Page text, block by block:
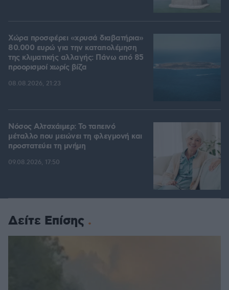
Χώρα προσφέρει «χρυσά διαβατήρια»
80.000 ευρώ για την καταπολέμηση
της κλιματικής αλλαγής: Πάνω από 85
προορισμοί χωρίς βίζα
08.08.2026, 21:23
Νόσος Αλτσχάιμερ: Το ταπεινό
μέταλλο που μειώνει τη φλεγμονή και
προστατεύει τη μνήμη
09.08.2026, 17:50
Δείτε Επίσης